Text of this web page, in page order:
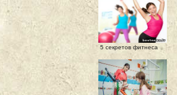
5 секретов фитнеса